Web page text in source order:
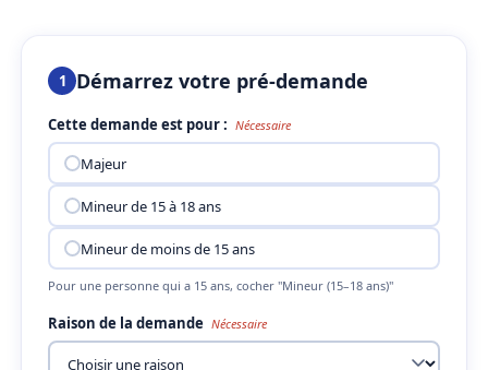
1 Démarrez votre pré-demande
Cette demande est pour : Nécessaire
Majeur
Mineur de 15 à 18 ans
Mineur de moins de 15 ans
Pour une personne qui a 15 ans, cocher "Mineur (15–18 ans)"
Raison de la demande Nécessaire